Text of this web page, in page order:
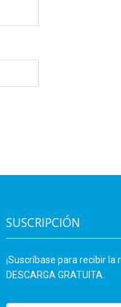
SUSCRIPCIÓN
¡Suscríbase para recibir
DESCARGA GRATUITA.